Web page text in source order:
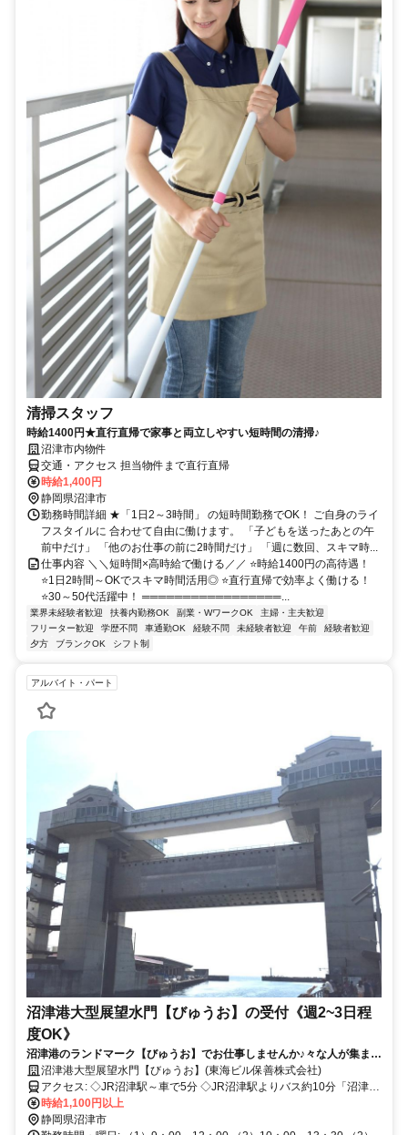
清掃スタッフ
時給1400円★直行直帰で家事と両立しやすい短時間の清掃♪
沼津市内物件
交通・アクセス 担当物件まで直行直帰
時給1,400円
静岡県沼津市
勤務時間詳細 ★「1日2～3時間」 の短時間勤務でOK！ ご自身のライ
フスタイルに 合わせて自由に働けます。 「子どもを送ったあとの午
前中だけ」 「他のお仕事の前に2時間だけ」 「週に数回、スキマ時...
仕事内容 ＼＼短時間×高時給で働ける／／ ⭐時給1400円の高待遇！
⭐1日2時間～OKでスキマ時間活用◎ ⭐直行直帰で効率よく働ける！
⭐30～50代活躍中！ ═════════════════...
業界未経験者歓迎 扶養内勤務OK 副業・WワークOK
主婦・主夫歓迎
フリーター歓迎
学歴不問 車通勤OK 経験不問 未経験者歓迎 午前
経験者歓迎
夕方
ブランクOK シフト制
アルバイト・パート
沼津港大型展望水門【びゅうお】の受付《週2~3日程
度OK》
沼津港のランドマーク【びゅうお】でお仕事しませんか♪々な人が集まる
にぎやかな職場で安心勤務◎受付スタッフさん募集
沼津港大型展望水門【びゅうお】(東海ビル保善株式会社)
アクセス: ◇JR沼津駅～車で5分 ◇JR沼津駅よりバス約10分「沼津
港」下車 ◇東名高速道路沼津ICより約25分
時給1,100円以上
静岡県沼津市